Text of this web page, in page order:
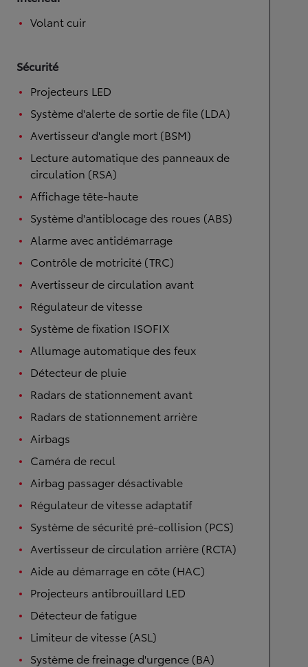
Volant cuir
Sécurité
Projecteurs LED
Système d'alerte de sortie de file (LDA)
Avertisseur d'angle mort (BSM)
Lecture automatique des panneaux de
circulation (RSA)
Affichage tête-haute
Système d'antiblocage des roues (ABS)
Alarme avec antidémarrage
Contrôle de motricité (TRC)
Avertisseur de circulation avant
Régulateur de vitesse
Système de fixation ISOFIX
Allumage automatique des feux
Détecteur de pluie
Radars de stationnement avant
Radars de stationnement arrière
Airbags
Caméra de recul
Airbag passager désactivable
Régulateur de vitesse adaptatif
Système de sécurité pré-collision (PCS)
Avertisseur de circulation arrière (RCTA)
Aide au démarrage en côte (HAC)
Projecteurs antibrouillard LED
Détecteur de fatigue
Limiteur de vitesse (ASL)
Système de freinage d'urgence (BA)